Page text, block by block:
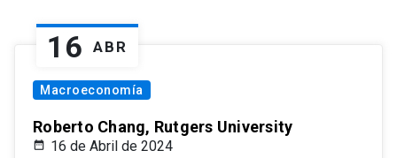
16 ABR
Macroeconomía
Roberto Chang, Rutgers University
16 de Abril de 2024